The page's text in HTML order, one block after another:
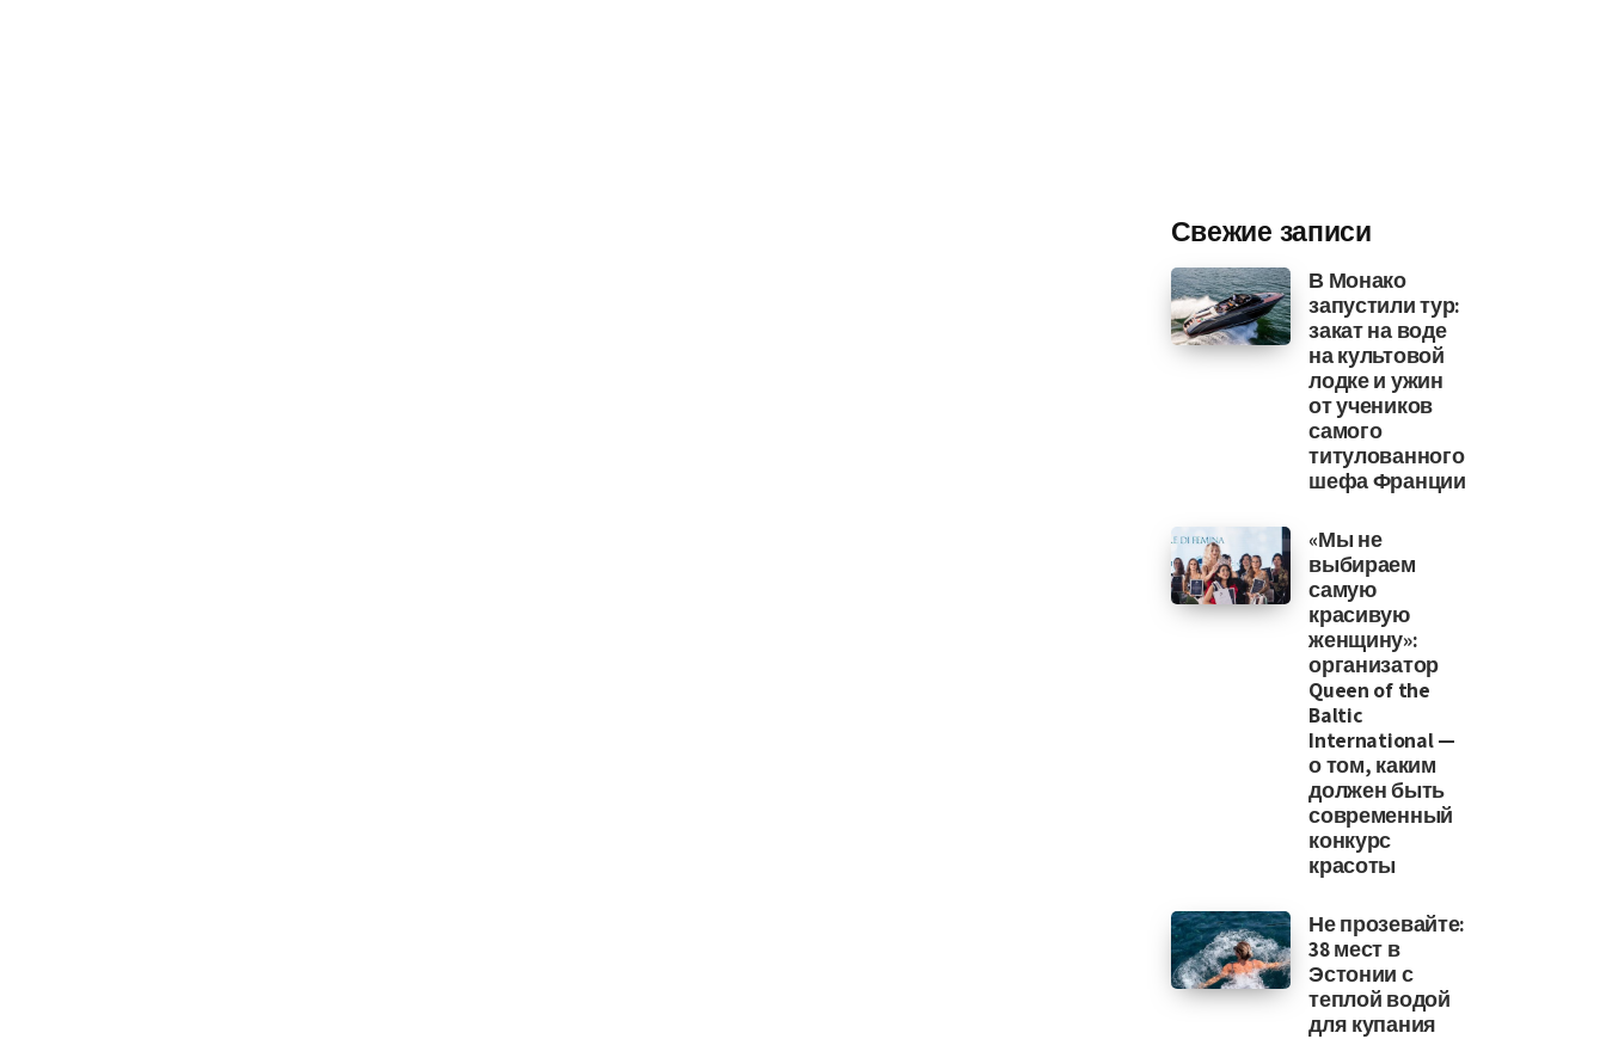
Свежие записи
В Монако
запустили тур:
закат на воде
на культовой
лодке и ужин
от учеников
самого
титулованного
шефа Франции
«Мы не
выбираем
самую
красивую
женщину»:
организатор
Queen of the
Baltic
International —
о том, каким
должен быть
современный
конкурс
красоты
Не прозевайте:
38 мест в
Эстонии с
теплой водой
для купания